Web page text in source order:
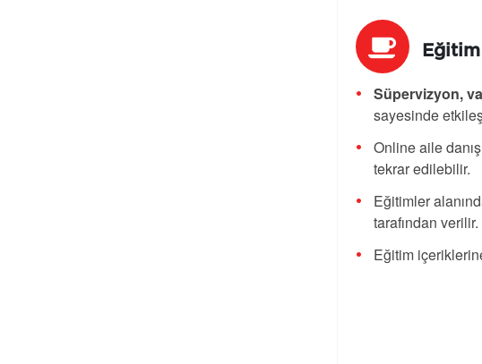
Süpervizyon,
sayesinde
Online aile
tekrar edilebilir.
Eğitimler
tarafından verilir.
Eğitim